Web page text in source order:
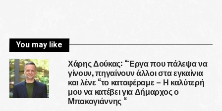
You may like
Χάρης Δούκας: “Έργα που πάλεψα να
γίνουν, πηγαίνουν άλλοι στα εγκαίνια
και λένε “το καταφέραμε – Η καλύτερή
μου να κατέβει για Δήμαρχος ο
Μπακογιάννης “